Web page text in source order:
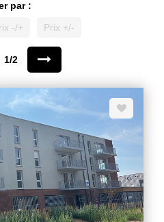
par :
-/+ Prix +/-
1/2